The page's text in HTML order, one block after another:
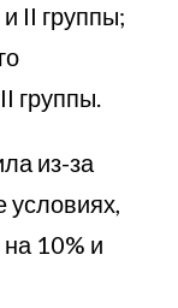
II группы;
группы.
из-за
условиях,
10% и